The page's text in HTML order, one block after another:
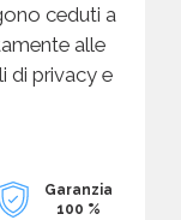
ceduti a
alle
di privacy e
Garanzia
100 %